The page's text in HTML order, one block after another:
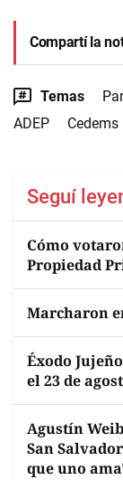
Compartí la
Temas
ADEP
Cedems
Seguí
Cómo
Propiedad
Marcharon
Éxodo
el 23 de
Agustín
San
que uno